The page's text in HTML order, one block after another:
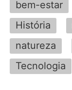
bem-estar
História
natureza
Tecnologia